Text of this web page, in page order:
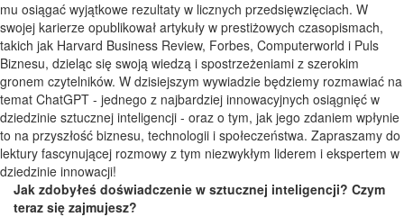
mu osiągać wyjątkowe rezultaty w licznych przedsięwzięciach. W
swojej karierze opublikował artykuły w prestiżowych czasopismach,
takich jak Harvard Business Review, Forbes, Computerworld i Puls
Biznesu, dzieląc się swoją wiedzą i spostrzeżeniami z szerokim
gronem czytelników. W dzisiejszym wywiadzie będziemy rozmawiać na
temat ChatGPT - jednego z najbardziej innowacyjnych osiągnięć w
dziedzinie sztucznej inteligencji - oraz o tym, jak jego zdaniem wpłynie
to na przyszłość biznesu, technologii i społeczeństwa. Zapraszamy do
lektury fascynującej rozmowy z tym niezwykłym liderem i ekspertem w
dziedzinie innowacji!
Jak zdobyłeś doświadczenie w sztucznej inteligencji? Czym
teraz się zajmujesz?